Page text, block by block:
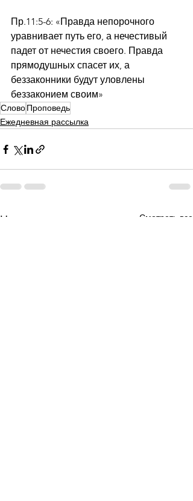
Пр.11:5-6: «Правда непорочного
уравнивает путь его, а нечестивый
падет от нечестия своего. Правда
прямодушных спасет их, а
беззаконники будут уловлены
беззаконием своим»
СловоПроповедь
Ежедневная рассылка
Недавние посты Смотреть все